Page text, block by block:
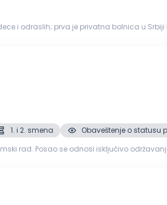
i odraslih; prva je privatna bolnica u
1. i 2. smena
Obaveštenje o statusu
rad. Posao se odnosi isključivo